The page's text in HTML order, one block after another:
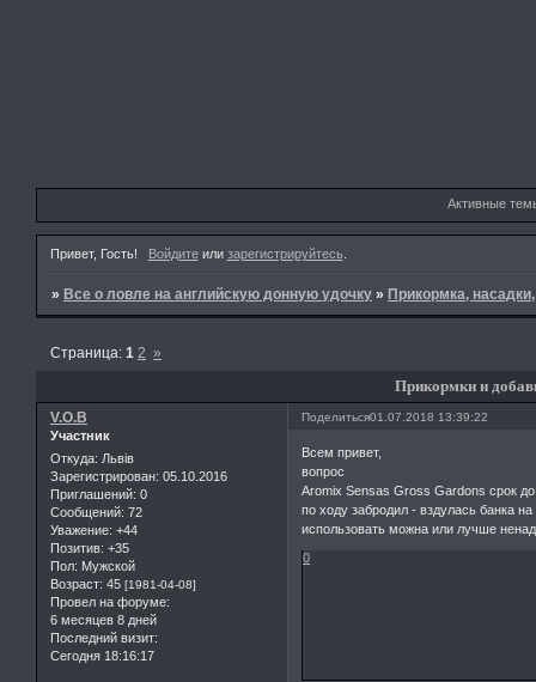
Активные
Привет, Гость! Войдитеили зарегистрируйтесь.
»Все о ловле на английскую донную удочку »Прикормка,
Прикормки и
Страница:1 2 »
Поделиться01.07.2018 13:39:22
V.O.B
Участник
Откуда: Львів
Зарегистрирован: 05.10.2016
Приглашений: 0
Сообщений: 72
Уважение: +44
Позитив: +35
Пол: Мужской
Возраст: 45 [1981-04-08]
Провел на форуме:
6 месяцев 8 дней
Последний визит:
Сегодня 18:16:17
Всем привет,
вопрос
Aromix Sensas Gross Gardons срок
по ходу забродил - вздулась банка
использовать можна или лучше
0